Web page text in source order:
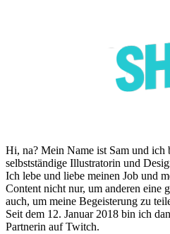
Hi, na? Mein Name ist Sam und ich
selbstständige Illustratorin und
Ich lebe und liebe meinen Job und
Content nicht nur, um anderen eine
auch, um meine Begeisterung zu
Seit dem 12. Januar 2018 bin ich
Partnerin auf Twitch.